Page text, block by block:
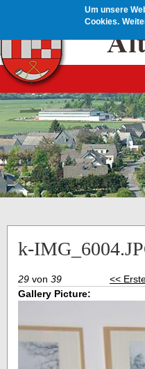
Um unsere
Cookies.
k-
29 von 39 <<
Gallery Picture: